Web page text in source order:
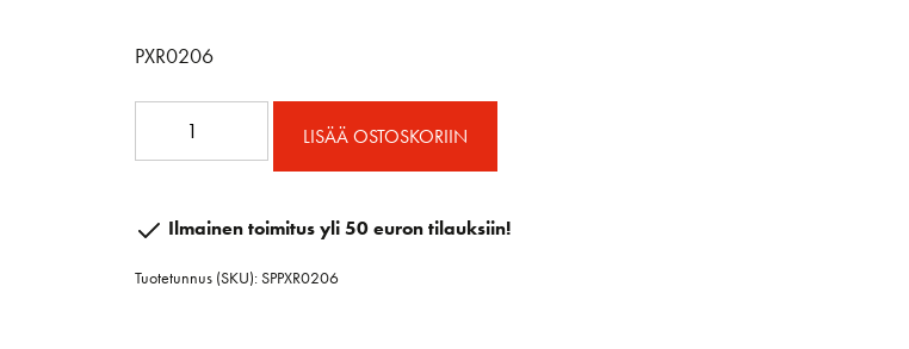
PXR0206
määrä
LISÄÄ OSTOSKORIIN
Ilmainen toimitus yli 50 euron tilauksiin!
Tuotetunnus (SKU):SPPXR0206